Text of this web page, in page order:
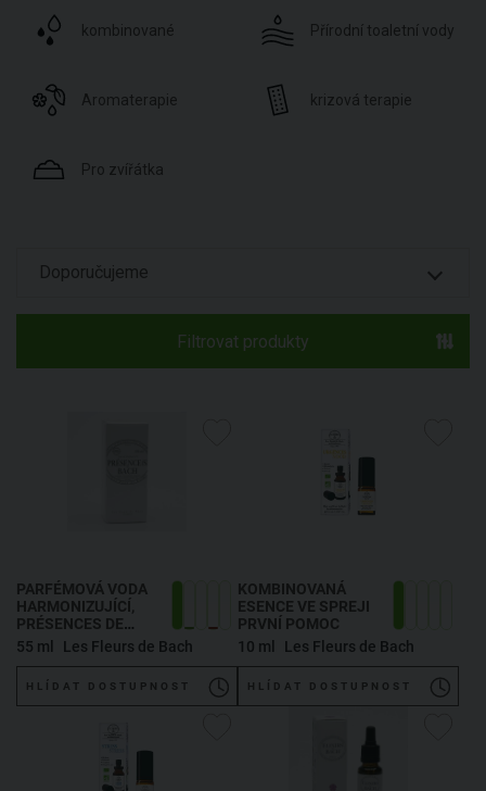
kombinované Přírodní toaletní vody
Aromaterapie krizová terapie
Pro zvířátka
Filtrovat produkty
PARFÉMOVÁ VODA
HARMONIZUJÍCÍ,
PRÉSENCES DE
BACH
55 ml Les Fleurs de Bach
HLÍDAT DOSTUPNOST
KOMBINOVANÁ
ESENCE VE SPREJI
PRVNÍ POMOC
10 ml
Les Fleurs de Bach
HLÍDAT DOSTUPNOST